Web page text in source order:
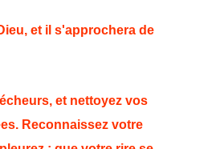
et il s'approchera de
et nettoyez vos
Reconnaissez votre